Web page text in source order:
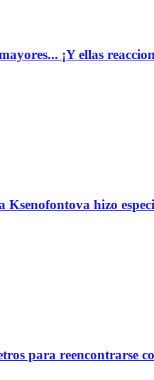
¡Y ellas
hizo
para reencontrarse